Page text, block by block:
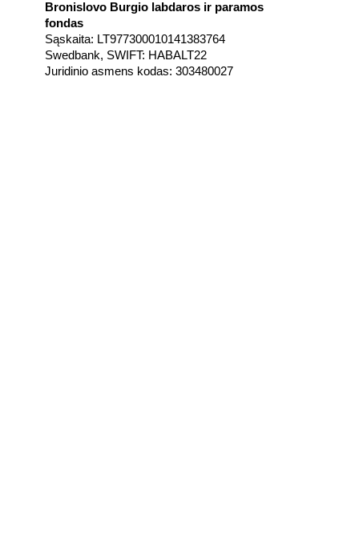
Bronislovo Burgio labdaros ir paramos
fondas
Sąskaita: LT977300010141383764
Swedbank, SWIFT: HABALT22
Juridinio asmens kodas: 303480027